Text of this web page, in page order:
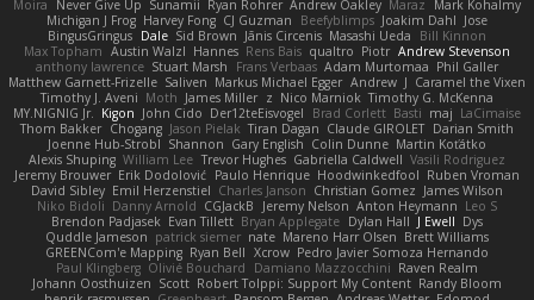
Moira
Never Give Up Sunamii Ryan Rohrer Andrew Oakley Maraz
Mark Kohalmy
Michigan J Frog Harvey Fong CJ Guzman Beefyblimps Joakim Dahl Jose
BingusGringus Dale Sid Brown Jānis Circenis Masashi Ueda
Bill Kinnon
Max Topham Austin Walzl Hannes Rens Bais qualtro Piotr Andrew Stevenson
anthony lawrence Stuart Marsh Frans Verbaas Adam Murtomaa Phil Galler
Matthew Garnett-Frizelle Saliven Markus Michael Egger Andrew J Caramel the Vixen
Timothy J. Aveni Moth James Miller z Nico Marniok Timothy G. McKenna
MY.NIGNIG Jr. Kigon John Cido Der12teEisvogel Brad Corlett Basti maj LaCimaise
Thom Bakker Chogang Jason Pielak Tiran Dagan Claude GIROLET Darian Smith
Joenne Hub-Strobl Shannon Gary English Colin Dunne Martin Koťátko
Alexis Shuping William Lee Trevor Hughes Gabriella Caldwell Vasili Rodriguez
Jeremy Brouwer Erik Dodolović Paulo Henrique Hoodwinkedfool Ruben Vroman
David Sibley Emil Herzenstiel Charles Janson Christian Gomez James Wilson
Niko Bidoli Danny Arnold CGJackB Jeremy Nelson Anton Heymann Leo S
Brendon Padjasek Evan Tillett Bryan Applegate Dylan Hall J Ewell Dys
Quddle Jameson patrick siemer nate Mareno Harr Olsen Brett Williams
GREENCom'e Mapping Ryan Bell Xcrow Pedro Javier Somoza Hernando
Paul Klingberg Olivié Bouchard Damiano Mazzocchini Raven Realm
Johann Oosthuizen Scott Robert Tolppi: Support My Content Randy Bloom